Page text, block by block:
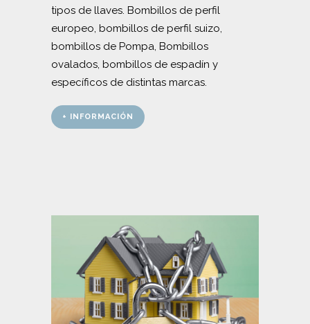
tipos de llaves. Bombillos de perfil
europeo, bombillos de perfil suizo,
bombillos de Pompa, Bombillos
ovalados, bombillos de espadín y
específicos de distintas marcas.
+ INFORMACIÓN